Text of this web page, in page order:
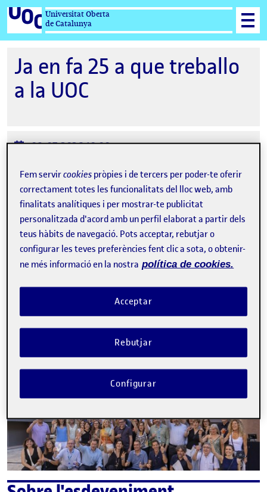
Universitat Oberta
de Catalunya
Ja en fa 25 a que treballo
a la UOC
Data
l'esdeveniment
09-07-2026 10:00
Ubicació
UOC, Rambla del Poblenou, Barcelona, Espanya
Organitzat per Gabinet de Rectorat
La inscripció ha finalitzat.
Inscriure-s'hi
Contacte
Fem servircookies pròpies i de tercers per poder-te oferir
correctament totes les funcionalitats del lloc web, amb
finalitats analítiques i per mostrar-te publicitat
personalitzada d'acord amb un perfil elaborat a partir dels
teus hàbits de navegació. Pots acceptar, rebutjar o
configurar les teves preferències fent clic a sota, o obtenir-
ne més informació en la nostra política de cookies.
Rebutjar
Acceptar
Configurar